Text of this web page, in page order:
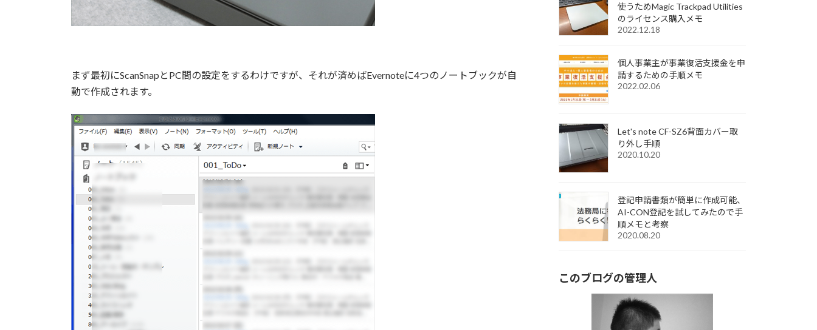
まず最初にScanSnapとPC間の設定をするわけですが、それが済めばEvernoteに4つのノートブックが自
動で作成されます。
使うためMagic Trackpad Utilities
のライセンス購入メモ
2022.12.18
個人事業主が事業復活支援金を申
請するための手順メモ
2022.02.06
Let's note CF-SZ6背面カバー取
り外し手順
2020.10.20
登記申請書類が簡単に作成可能、
AI-CON登記を試してみたので手
順メモと考察
2020.08.20
このブログの管理人